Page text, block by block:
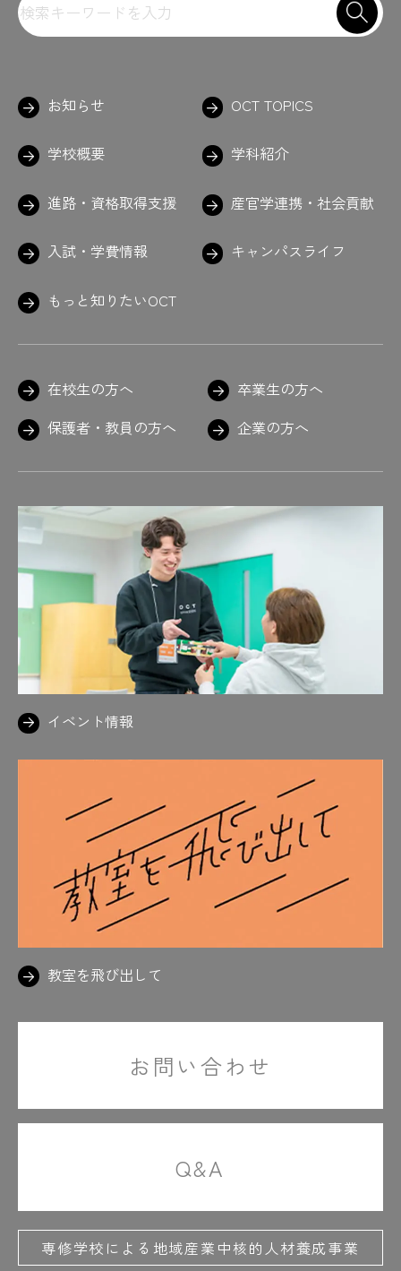
お知らせ OCT TOPICS
学校概要 学科紹介
進路・資格取得支援
入試・学費情報 キャンパスライフ
産官学連携・社会貢献
もっと知りたいOCT
在校生の方へ
卒業生の方へ
保護者・教員の方へ
企業の方へ
イベント情報
教室を飛び出して
お問い合わせ
Q&A
専修学校による地域産業中核的人材養成事業